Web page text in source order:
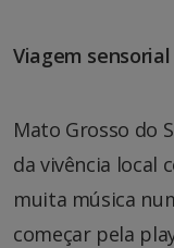
Viagem
Mato Grosso do
da vivência local
muita música
começar pela